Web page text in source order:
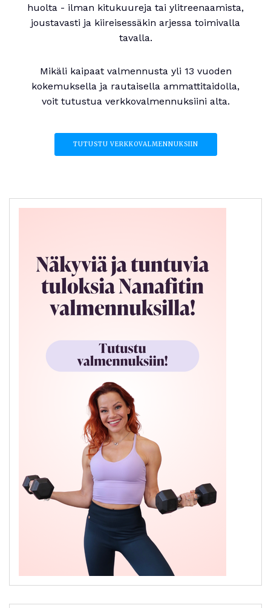
huolta - ilman kitukuureja tai ylitreenaamista,
joustavasti ja kiireisessäkin arjessa toimivalla
tavalla.
Mikäli kaipaat valmennusta yli 13 vuoden
kokemuksella ja rautaisella ammattitaidolla,
voit tutustua verkkovalmennuksiini alta.
TUTUSTU VERKKOVALMENNUKSIIN